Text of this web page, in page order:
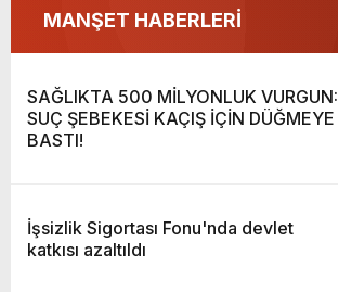
MANŞET HABERLERİ
SAĞLIKTA 500 MİLYONLUK VURGUN:
SUÇ ŞEBEKESİ KAÇIŞ İÇİN DÜĞMEYE
BASTI!
İşsizlik Sigortası Fonu'nda devlet
katkısı azaltıldı